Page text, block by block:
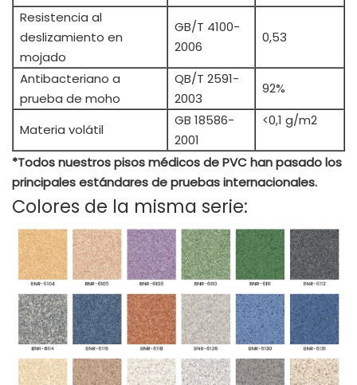
Resistencia al
deslizamiento en
mojado
GB/T 4100-
2006
0,53
Antibacteriano a
prueba de moho
QB/T 2591-
2003
92%
Materia volátil
GB 18586-
2001
<0,1 g/m2
*Todos nuestros pisos médicos de PVC han pasado los
principales estándares de pruebas internacionales.
Colores de la misma serie: